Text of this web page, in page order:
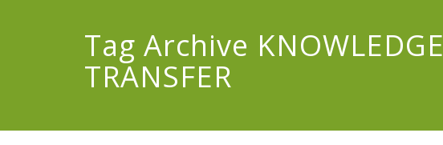
Tag Archive KNOWLEDGE
TRANSFER